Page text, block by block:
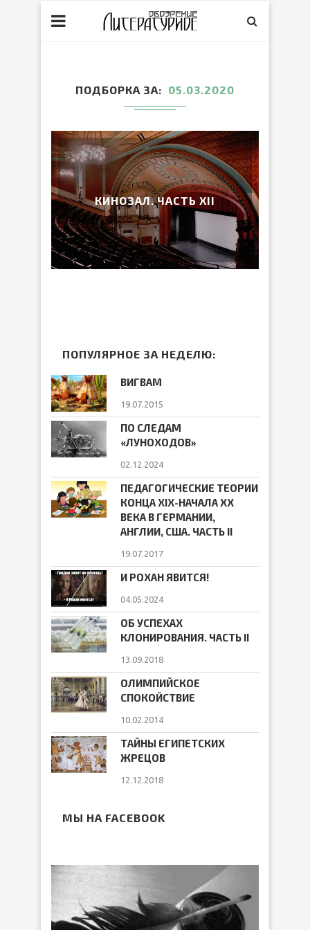
ПОДБОРКА ЗА 05.03.2020
КИНОЗАЛ. ЧАСТЬ XII
ПОПУЛЯРНОЕ ЗА НЕДЕЛЮ:
ВИГВАМ
19.07.2015
ПО СЛЕДАМ
«ЛУНОХОДОВ»
02.12.2024
ПЕДАГОГИЧЕСКИЕ ТЕОРИИ
КОНЦА ХIХ-НАЧАЛА ХХ
ВЕКА В ГЕРМАНИИ,
АНГЛИИ, США. ЧАСТЬ II
19.07.2017
И РОХАН ЯВИТСЯ!
04.05.2024
ОБ УСПЕХАХ
КЛОНИРОВАНИЯ. ЧАСТЬ II
13.09.2018
ОЛИМПИЙСКОЕ
СПОКОЙСТВИЕ
10.02.2014
ТАЙНЫ ЕГИПЕТСКИХ
ЖРЕЦОВ
12.12.2018
МЫ НА FACEBOOK